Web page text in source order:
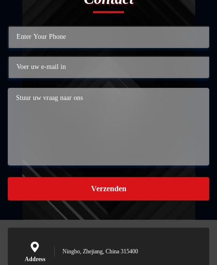
Verzenden
Address
Ningbo, Zhejiang, China 315400